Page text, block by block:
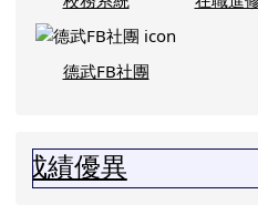
德武FB社團
優異